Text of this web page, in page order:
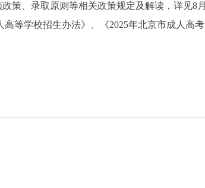
、录取原则等相关政策规定及解读，详见8月
等学校招生办法》、《2025年北京市成人高考